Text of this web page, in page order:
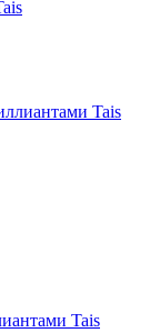
Tais
Tais